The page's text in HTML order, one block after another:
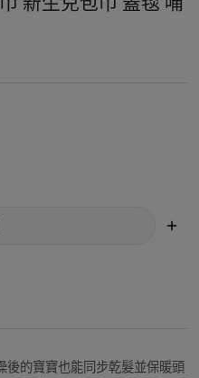
的寶寶也能同步乾髮並保暖頭